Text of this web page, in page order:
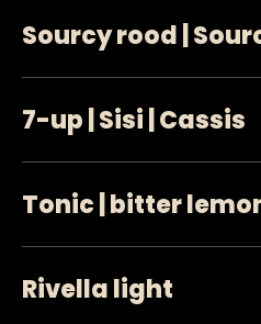
Sourcy rood |
7-up | Sisi | Cassis
Tonic | bitter
Rivella light